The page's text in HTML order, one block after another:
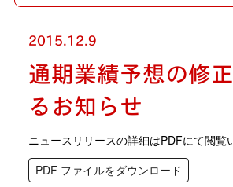
2015.12.9
通期業績予想の修
るお知らせ
ニュースリリースの詳細はPDFにて閲覧
PDF ファイルをダウンロード